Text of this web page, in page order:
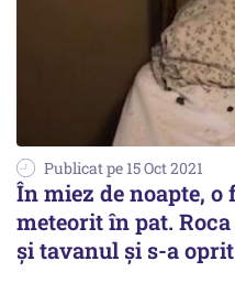
Publicat pe 15 Oct 2021
În miez de noapte,
meteorit în pat.
și tavanul și s-a